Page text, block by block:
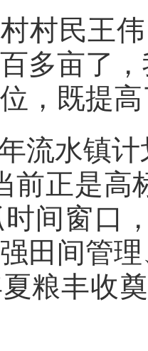
村民王
多亩了
，既提
流水镇
前正是高
间窗口
田间管
粮丰收